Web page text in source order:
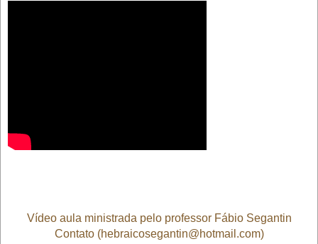
Vídeo aula ministrada pelo professor Fábio Segantin
Contato (hebraicosegantin@hotmail.com)